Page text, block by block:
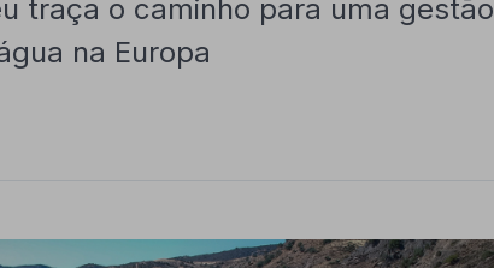
traça o caminho para uma gestão
na Europa